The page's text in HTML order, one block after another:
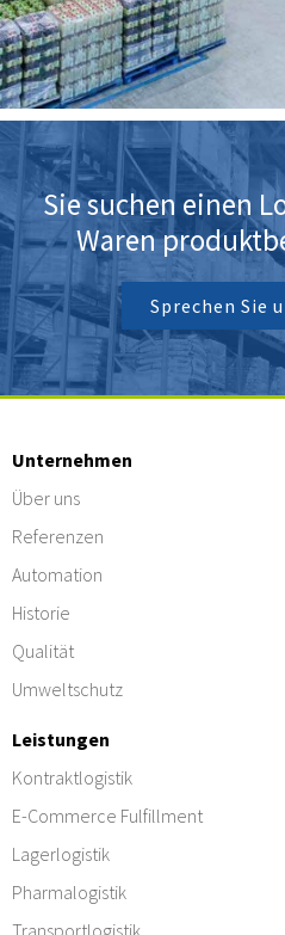
Sie suchen einen
Waren
Sprechen Sie
Unternehmen
Über uns
Referenzen
Automation
Historie
Qualität
Umweltschutz
Leistungen
Kontraktlogistik
E-Commerce Fulfillment
Lagerlogistik
Pharmalogistik